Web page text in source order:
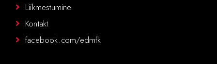
Liikmestumine
Kontakt
facebook.com/edmfk